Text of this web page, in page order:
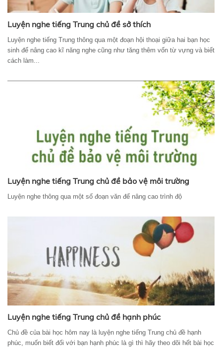
Luyện nghe tiếng Trung chủ đề sở thích
Luyện nghe tiếng Trung thông qua một đoạn hội thoại giữa hai bạn học
sinh để nâng cao kĩ năng nghe cũng như tăng thêm vốn từ vựng và biết
cách làm...
Luyện nghe tiếng Trung chủ đề bảo vệ môi trường
Luyện nghe thông qua một số đoạn văn để nâng cao trình độ
Luyện nghe tiếng Trung chủ đề hạnh phúc
Chủ đề của bài học hôm nay là luyện nghe tiếng Trung chủ đề hạnh
phúc, muốn biết đối với bạn hạnh phúc là gì thì hãy theo dõi hết bài học